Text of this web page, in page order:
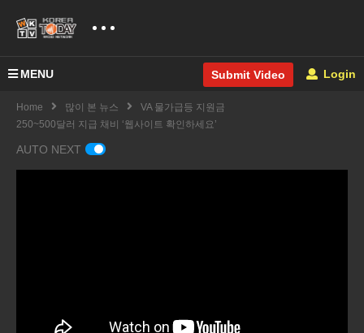
MENU Submit Video Login
Home 많이 본 뉴스
VA 물가급등 지원금
250~500달러 지급 채비 ‘웹사이트 확인하세요’
AUTO NEXT